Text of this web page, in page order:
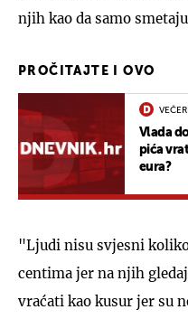
njih kao da samo
PROČITAJTE I OVO
Vlada
pića
eura?
"Ljudi nisu svjesni
centima jer na njih
vraćati kao kusur jer su